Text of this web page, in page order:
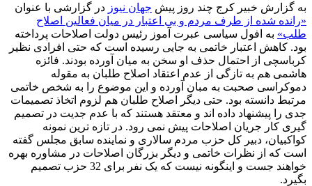
به گزارش خبیر کرج چند روز پیش جهان نيوز در گزارشی با عنوان
«رانده شده از طرف مردم و بی اعتبار در میان فعالین اصلاح
طلب» به افول سیاسی عبرت آموز رئیس دولت اصلاحات پرداخته
بود. کاهش اعتبار خاتمی به جایی رسیده است که حتی افرادی نظیر
کرباسچی از احتمال حذف او سخن به میان آورده بودند. فائزه
هاشمی هم به تازگی از عدم اعتقاد اصلاح طلبان به مقوله
دموکراسی صحبت به مبان آورده و این موضوع را به شخص خاتمی
مرتبط دانسته بود. حتی دیگر اصلاح طلبان هم لزوم اتخاذ تصمیمات
جدی را پیشنهاد داده اند و معتقد هستند که با عدم جدیت در تصمیم
گیری کار جریان اصلاحات پیش نمی رود. در تازه ترین نمونه
کواکبیان، دبیر کل حزب مردم سالاری و نماینده سابق مجلس گفته
است که از نظرات خاتمی و دیگر بزرگان اصلاحات در مشاوره بهره
خواهند جست و اینگونه نیست که یک نفر برای 32 حزب تصمیم
بگیرد.